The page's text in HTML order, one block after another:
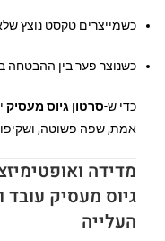
כשמייצרים טקסט נוצץ
כשנוצר פער בין ההבטחה
כדי ש-סרטון גיוס מעסיק
אמת, שפה פשוטה,
מדידה
גיוס מעסיק
העלייה